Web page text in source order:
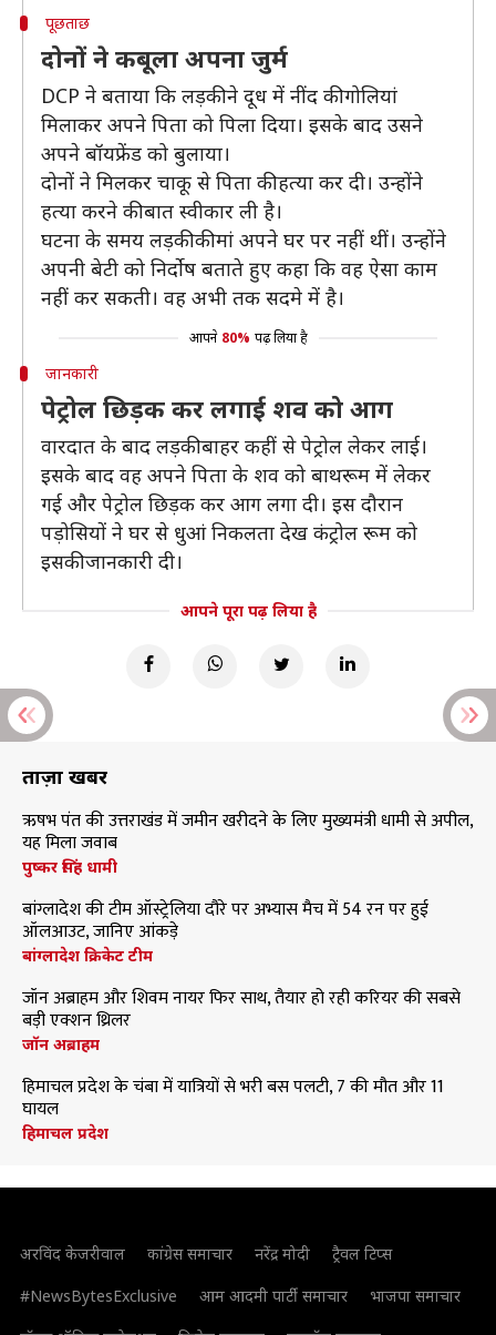
पूछताछ
दोनों ने कबूला अपना जुर्म
DCP ने बताया कि लड़की ने दूध में नींद की गोलियां
मिलाकर अपने पिता को पिला दिया। इसके बाद उसने
अपने बॉयफ्रेंड को बुलाया।
दोनों ने मिलकर चाकू से पिता की हत्या कर दी। उन्होंने
हत्या करने की बात स्वीकार ली है।
घटना के समय लड़की की मां अपने घर पर नहीं थीं। उन्होंने
अपनी बेटी को निर्दोष बताते हुए कहा कि वह ऐसा काम
नहीं कर सकती। वह अभी तक सदमे में है।
आपने 80% पढ़ लिया है
जानकारी
पेट्रोल छिड़क कर लगाई शव को आग
वारदात के बाद लड़की बाहर कहीं से पेट्रोल लेकर लाई।
इसके बाद वह अपने पिता के शव को बाथरूम में लेकर
गई और पेट्रोल छिड़क कर आग लगा दी। इस दौरान
पड़ोसियों ने घर से धुआं निकलता देख कंट्रोल रूम को
इसकी जानकारी दी।
आपने पूरा पढ़ लिया है
ताज़ा खबरें
ऋषभ पंत की उत्तराखंड में जमीन खरीदने के लिए मुख्यमंत्री धामी से अपील,
यह मिला जवाब
पुष्कर सिंह धामी
बांग्लादेश की टीम ऑस्ट्रेलिया दौरे पर अभ्यास मैच में 54 रन पर हुई
ऑलआउट, जानिए आंकड़े
बांग्लादेश क्रिकेट टीम
जॉन अब्राहम और शिवम नायर फिर साथ, तैयार हो रही करियर की सबसे
बड़ी एक्शन थ्रिलर
जॉन अब्राहम
हिमाचल प्रदेश के चंबा में यात्रियों से भरी बस पलटी, 7 की मौत और 11
घायल
हिमाचल प्रदेश
अरविंद केजरीवाल कांग्रेस समाचार नरेंद्र मोदी
ट्रैवल टिप्स
#NewsBytesExclusive
आम आदमी पार्टी समाचार
भाजपा समाचार